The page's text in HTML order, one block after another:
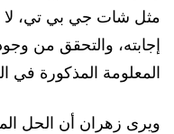
مثل شات جي بي تي، لا
إجابته، والتحقق من
المعلومة المذكورة في
ويرى زهران أن الحل